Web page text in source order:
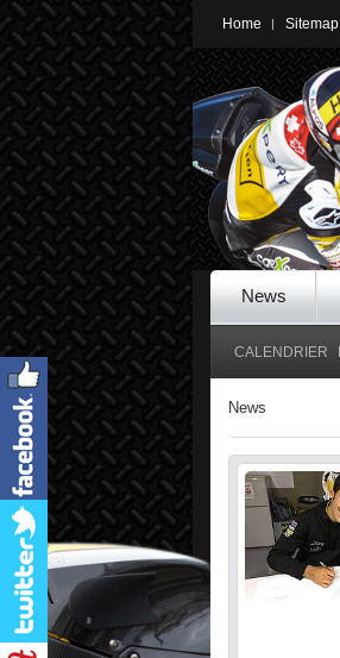
Home Sitemap
News
CALENDRIER
News